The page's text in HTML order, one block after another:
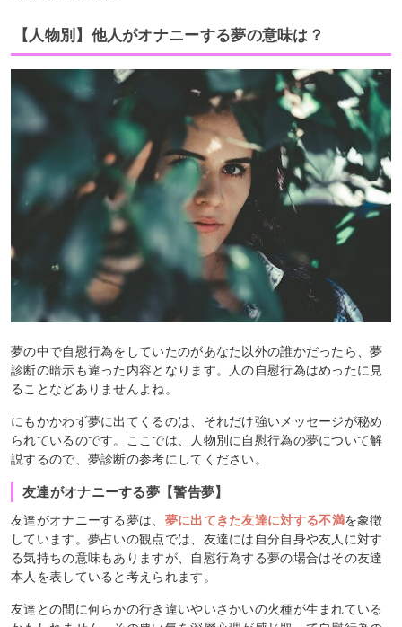
【人物別】他人がオナニーする夢の意味は？
夢の中で自慰行為をしていたのがあなた以外の誰かだったら、夢
診断の暗示も違った内容となります。人の自慰行為はめったに見
ることなどありませんよね。
にもかかわず夢に出てくるのは、それだけ強いメッセージが秘め
られているのです。ここでは、人物別に自慰行為の夢について解
説するので、夢診断の参考にしてください。
友達がオナニーする夢【警告夢】
友達がオナニーする夢は、 夢に出てきた友達に対する不満を象徴
しています。夢占いの観点では、友達には自分自身や友人に対す
る気持ちの意味もありますが、自慰行為する夢の場合はその友達
本人を表していると考えられます。
友達との間に何らかの行き違いやいさかいの火種が生まれている